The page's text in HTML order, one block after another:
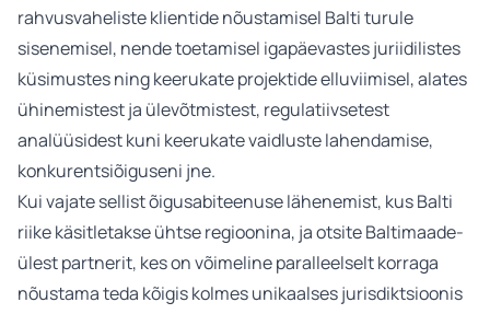
rahvusvaheliste klientide nõustamisel Balti turule
sisenemisel, nende toetamisel igapäevastes juriidilistes
küsimustes ning keerukate projektide elluviimisel, alates
ühinemistest ja ülevõtmistest, regulatiivsetest
analüüsidest kuni keerukate vaidluste lahendamise,
konkurentsiõiguseni jne.
Kui vajate sellist õigusabiteenuse lähenemist, kus Balti
riike käsitletakse ühtse regioonina, ja otsite Baltimaade-
ülest partnerit, kes on võimeline paralleelselt korraga
nõustama teda kõigis kolmes unikaalses jurisdiktsioonis